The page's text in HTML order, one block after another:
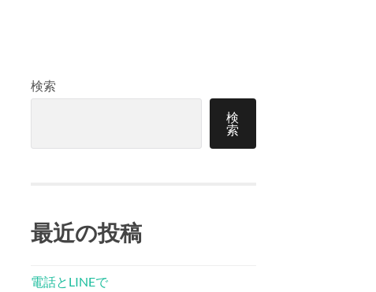
検索
検
索
最近の投稿
電話とLINEで